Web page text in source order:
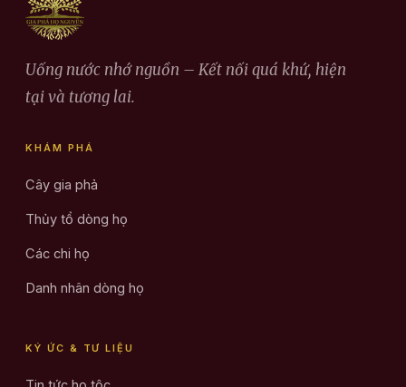
Uống nước nhớ nguồn – Kết nối quá khứ, hiện
tại và tương lai.
KHÁM PHÁ
Cây gia phả
Thủy tổ dòng họ
Các chi họ
Danh nhân dòng họ
KÝ ỨC & TƯ LIỆU